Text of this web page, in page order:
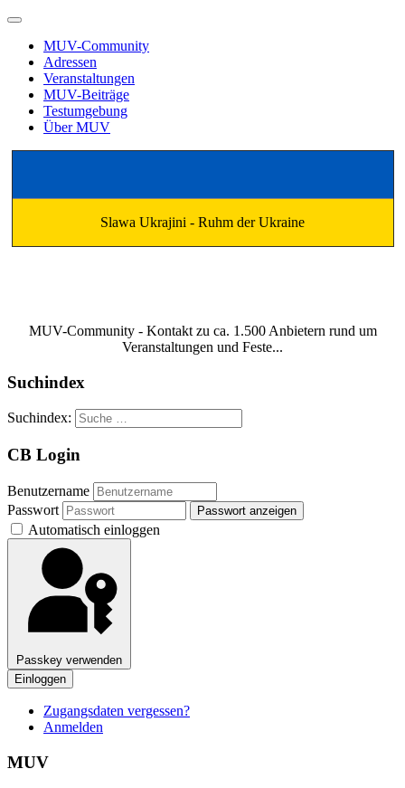
MUV-Community
Adressen
Veranstaltungen
MUV-Beiträge
Testumgebung
Über MUV
Slawa Ukrajini - Ruhm der Ukraine
MUV-Community - Kontakt zu ca. 1.500 Anbietern rund um
Veranstaltungen und Feste...
Suchindex
Suchindex:
CB Login
Benutzername
Passwort
Passwort anzeigen
Automatisch einloggen
Passkey verwenden
Einloggen
Zugangsdaten vergessen?
Anmelden
MUV